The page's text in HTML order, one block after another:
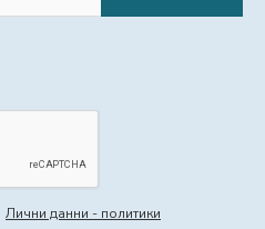
Лични данни - политики